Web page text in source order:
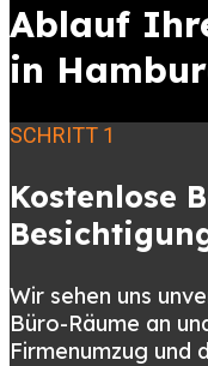
Ablauf
in
SCHRITT 1
Kostenlose
Wir sehen uns
Büro-Räume an
Firmenumzug und